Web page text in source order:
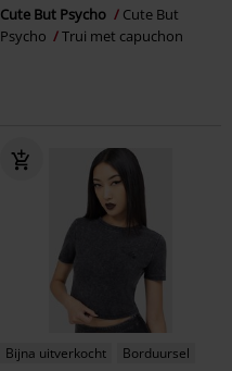
Cute But Psycho
Cute But
Psycho
Trui met capuchon
Bijna uitverkocht Borduursel